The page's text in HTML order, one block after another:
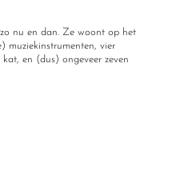
zo nu en dan. Ze woont op het
muziekinstrumenten, vier
en (dus) ongeveer zeven